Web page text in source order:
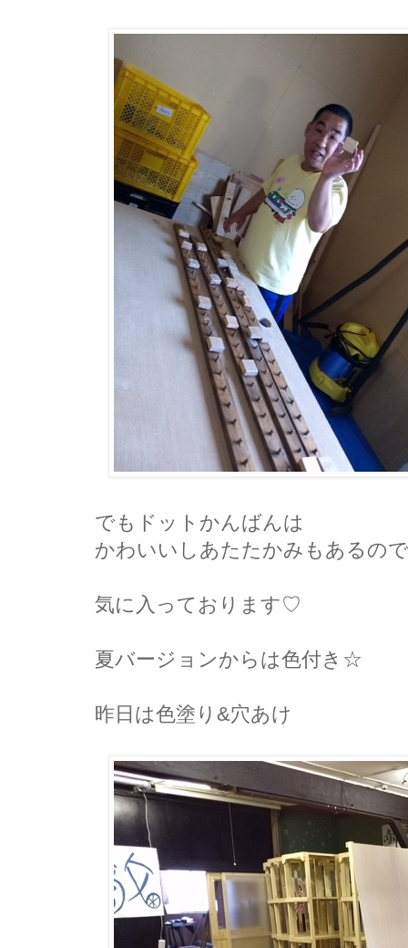
でもドットかんばんは
かわいいしあたたかみもあるので
気に入っております♡
夏バージョンからは色付き☆
昨日は色塗り&穴あけ